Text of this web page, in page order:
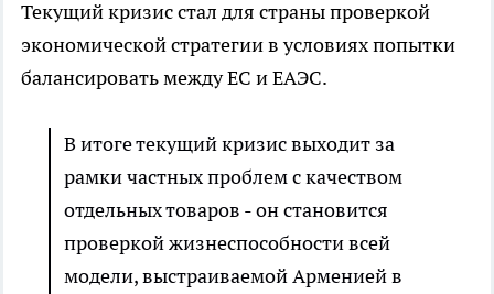
Текущий кризис стал для страны проверкой
экономической стратегии в условиях попытки
балансировать между ЕС и ЕАЭС.
В итоге текущий кризис выходит за
рамки частных проблем с качеством
отдельных товаров - он становится
проверкой жизнеспособности всей
модели, выстраиваемой Арменией в